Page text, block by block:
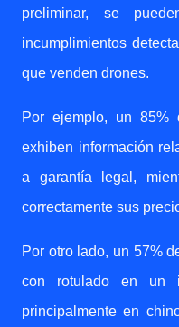
preliminar, se
incumplimientos
que venden drones.
Por ejemplo, un 85%
exhiben información
a garantía legal,
correctamente sus
Por otro lado, un 57%
con rotulado en un
principalmente en